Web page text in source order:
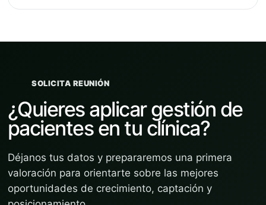
SOLICITA REUNIÓN
¿Quieres aplicar gestión de
pacientes en tu clínica?
Déjanos tus datos y prepararemos una primera
valoración para orientarte sobre las mejores
oportunidades de crecimiento, captación y